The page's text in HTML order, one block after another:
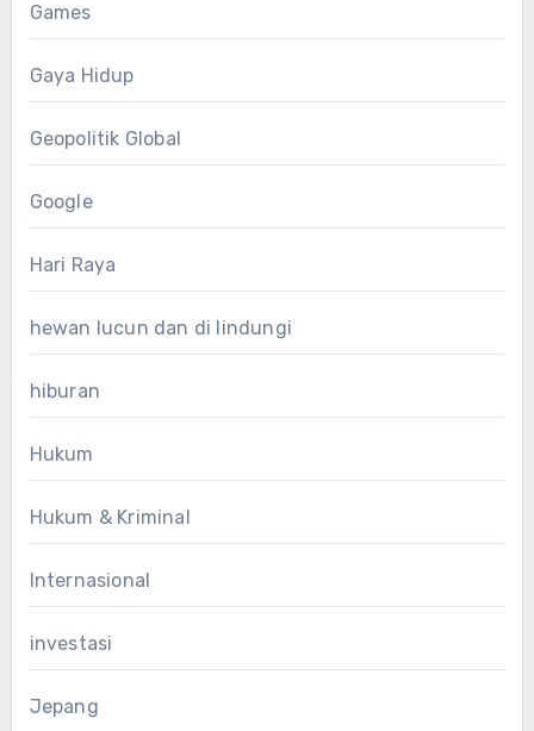
Games
Gaya Hidup
Geopolitik Global
Google
Hari Raya
hewan lucun dan di lindungi
hiburan
Hukum
Hukum & Kriminal
Internasional
investasi
Jepang